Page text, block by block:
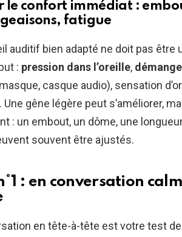
le confort immédiat :
fatigue
auditif bien adapté ne doit pas être
: pression dans l’oreille,
casque audio), sensation
Une gêne légère peut s’améliorer,
: un embout, un dôme, une
souvent être ajustés.
: en conversation
en tête-à-tête est votre test